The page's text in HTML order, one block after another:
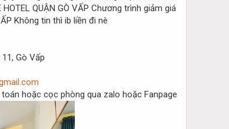
Chương trình giảm giá
Không tin thì ib liền đi nè
Gò Vấp
hoặc cọc phòng qua zalo hoặc Fanpage